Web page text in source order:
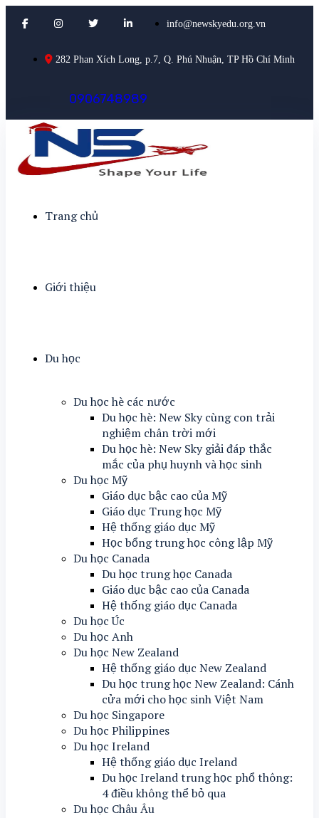
info@newskyedu.org.vn
282 Phan Xích Long, p.7, Q. Phú Nhuận, TP Hồ Chí Minh
0906748989
Trang chủ
Giới thiệu
Du học
Du học hè các nước
Du học hè: New Sky cùng con trải
nghiệm chân trời mới
Du học hè: New Sky giải đáp thắc
mắc của phụ huynh và học sinh
Du học Mỹ
Giáo dục bậc cao của Mỹ
Giáo dục Trung học Mỹ
Hệ thống giáo dục Mỹ
Học bổng trung học công lập Mỹ
Du học Canada
Du học trung học Canada
Giáo dục bậc cao của Canada
Hệ thống giáo dục Canada
Du học Úc
Du học Anh
Du học New Zealand
Hệ thống giáo dục New Zealand
Du học trung học New Zealand: Cánh
cửa mới cho học sinh Việt Nam
Du học Singapore
Du học Philippines
Du học Ireland
Hệ thống giáo dục Ireland
Du học Ireland trung học phổ thông:
4 điều không thể bỏ qua
Du học Châu Âu